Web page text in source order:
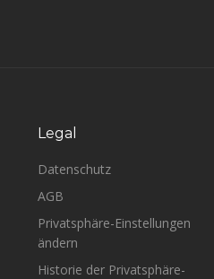
Legal
Datenschutz
AGB
Privatsphäre-Einstellungen
ändern
Historie der Privatsphäre-